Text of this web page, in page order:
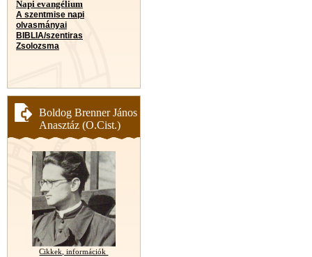
Napi evangélium
A szentmise napi
olvasmányai
BIBLIA/szentiras
Zsolozsma
Boldog Brenner János
Anasztáz (O.Cist.)
Cikkek, információk